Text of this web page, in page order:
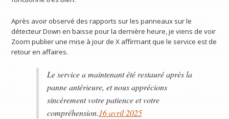
Après avoir observé des rapports sur les panneaux sur le
détecteur Down en baisse pour la dernière heure, je viens de voir
Zoom publier une mise à jour de X affirmant que le service est de
retour en affaires.
Le service a maintenant été restauré après la
panne antérieure, et nous apprécions
sincèrement votre patience et votre
compréhension.16 avril 2025